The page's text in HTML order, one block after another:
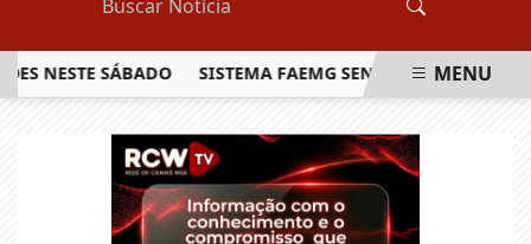
NESTE SÁBADO SISTEMA FAEMG SENAR LANÇA OMENU